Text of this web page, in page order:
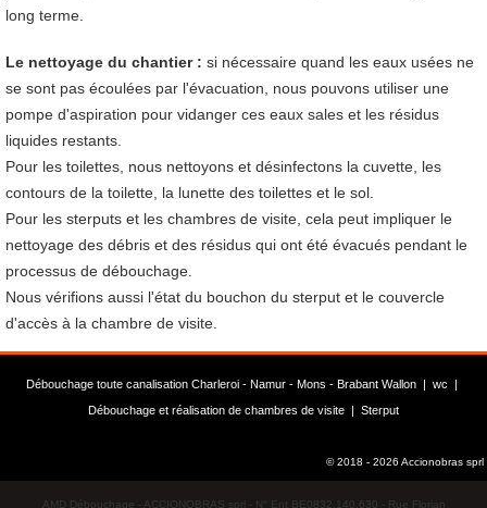
long terme.
Le nettoyage du chantier : si nécessaire quand les eaux usées ne
se sont pas écoulées par l'évacuation, nous pouvons utiliser une
pompe d'aspiration pour vidanger ces eaux sales et les résidus
liquides restants.
Pour les toilettes, nous nettoyons et désinfectons la cuvette, les
contours de la toilette, la lunette des toilettes et le sol.
Pour les sterputs et les chambres de visite, cela peut impliquer le
nettoyage des débris et des résidus qui ont été évacués pendant le
processus de débouchage.
Nous vérifions aussi l'état du bouchon du sterput et le couvercle
d'accès à la chambre de visite.
Débouchage toute canalisation Charleroi - Namur - Mons - Brabant Wallon | wc
Débouchage et réalisation de chambres de visite
Sterput
© 2018 - 2026 Accionobras sprl
AMD Débouchage - ACCIONOBRAS sprl - N° Ent BE0832.140.630 - Rue Florian